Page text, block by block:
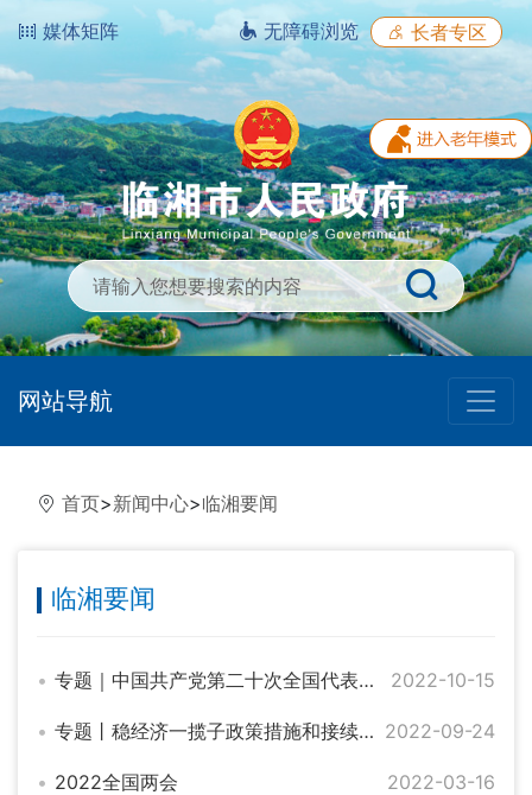
媒体矩阵 无障碍浏览 长者专区
网站导航
首页>新闻中心>临湘要闻
临湘要闻
专题｜中国共产党第二十次全国代表大会 2022-10-15
专题丨稳经济一揽子政策措施和接续政策 2022-09-24
2022全国两会 2022-03-16